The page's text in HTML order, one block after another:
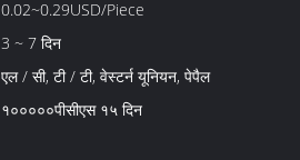
0.02~0.29USD/Piece
3 ~ 7 दिन
एल / सी, टी / टी, वेस्टर्न यूनियन, पेपैल
१०००००पीसीएस १५ दिन